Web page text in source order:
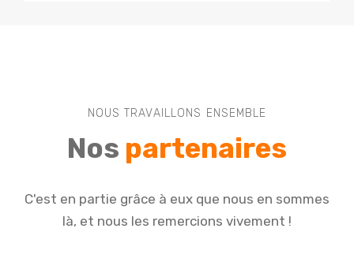
NOUS TRAVAILLONS ENSEMBLE
Nos partenaires
C'est en partie grâce à eux que nous en sommes
là, et nous les remercions vivement !